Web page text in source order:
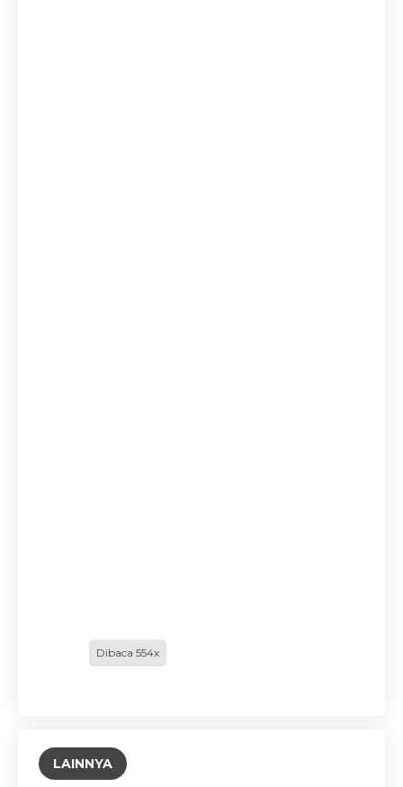
Dibaca 554x
LAINNYA